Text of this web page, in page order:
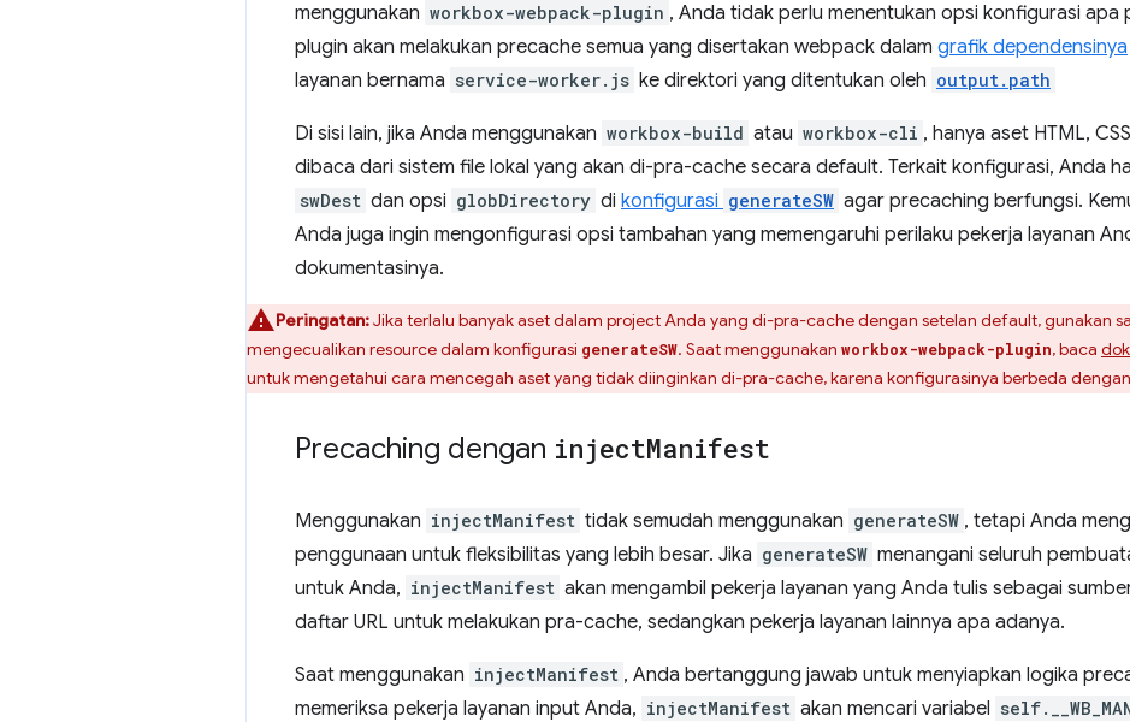
menggunakan workbox-webpack-plugin , Anda tidak perlu menentukan opsi konfigurasi apa
plugin akan melakukan precache semua yang disertakan webpack dalam grafik dependensinya
layanan bernama service-worker.js ke direktori yang ditentukan oleh output.path
Di sisi lain, jika Anda menggunakan workbox-build atau workbox-cli , hanya aset HTML,
dibaca dari sistem file lokal yang akan di-pra-cache secara default. Terkait konfigurasi, Anda
swDest dan opsi globDirectory di konfigurasi generateSW agar precaching berfungsi.
Anda juga ingin mengonfigurasi opsi tambahan yang memengaruhi perilaku pekerja layanan
dokumentasinya.
Peringatan:Jika terlalu banyak aset dalam project Anda yang di-pra-cache dengan setelan default, gunakan
mengecualikan resource dalam konfigurasi generateSW. Saat menggunakan workbox-webpack-plugin, baca
untuk mengetahui cara mencegah aset yang tidak diinginkan di-pra-cache, karena konfigurasinya berbeda dengan
Precaching dengan injectManifest
Menggunakan injectManifest tidak semudah menggunakan generateSW , tetapi Anda
penggunaan untuk fleksibilitas yang lebih besar. Jika generateSW menangani seluruh
untuk Anda, injectManifest akan mengambil pekerja layanan yang Anda tulis sebagai
daftar URL untuk melakukan pra-cache, sedangkan pekerja layanan lainnya apa adanya.
Saat menggunakan injectManifest , Anda bertanggung jawab untuk menyiapkan logika
memeriksa pekerja layanan input Anda, injectManifest akan mencari variabel